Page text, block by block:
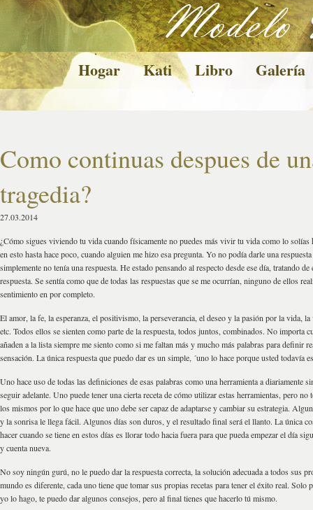
Hogar Kati Libro Galería
Como continuas despues de
tragedia?
27.03.2014
¿Cómo sigues viviendo tu vida cuando físicamente no puedes más vivir tu vida como lo solías
en esto hasta hace poco, cuando alguien me hizo esa pregunta. Yo no podía darle una
simplemente no tenía una respuesta. He estado pensando al respecto desde ese día, tratando de
respuesta. Se sentía como que de todas las respuestas que se me ocurrían, ninguno de ellos
sentimiento en por completo.
El amor, la fe, la esperanza, el positivismo, la perseverancia, el deseo y la pasión por la vida,
etc. Todos ellos se sienten como parte de la respuesta, todos juntos, combinados. No importa
añaden a la lista siempre me siento como si me faltan más y mucho más palabras para definir
sensación. La única respuesta que puedo dar es un simple, ´uno lo hace porque usted todavía
Uno hace uso de todas las definiciones de esas palabras como una herramienta a diariamente
seguir adelante. Uno puede tener una cierta receta de cómo utilizar estas herramientas, pero no
los mismos por lo que hace que uno debe ser capaz de adaptarse y cambiar su estrategia.
y la sonrisa le llega fácil. Algunos días son duros, y el resultado final será el llanto. La única
hacer cuando se tiene en estos días es llorar todo hacia fuera para que pueda empezar el día
y cuenta nueva.
No soy ningún gurú, no le puedo dar la respuesta correcta, la solución adecuada a todos sus
mundo es diferente, cada uno tiene que tomar sus propias recetas para tener el éxito real. Solo
yo lo hago, te puedo dar algunos consejos, pero al final tienes que hacerlo tú mismo.